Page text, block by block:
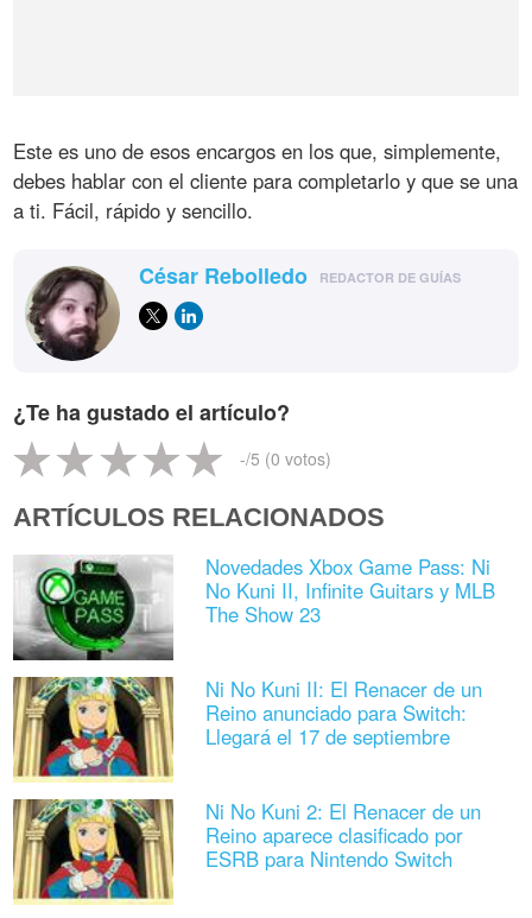
Este es uno de esos encargos en los que, simplemente,
debes hablar con el cliente para completarlo y que se una
a ti. Fácil, rápido y sencillo.
César Rebolledo REDACTOR DE GUÍAS
¿Te ha gustado el artículo?
-/5 (0 votos)
ARTÍCULOS RELACIONADOS
Novedades Xbox Game Pass: Ni
No Kuni II, Infinite Guitars y MLB
The Show 23
Ni No Kuni II: El Renacer de un
Reino anunciado para Switch:
Llegará el 17 de septiembre
Ni No Kuni 2: El Renacer de un
Reino aparece clasificado por
ESRB para Nintendo Switch